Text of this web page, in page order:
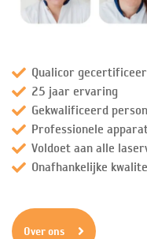
Qualicor
25 jaar ervaring
Gekwalificeerd
Professionele
Voldoet aan alle
Onafhankelijke
Over ons